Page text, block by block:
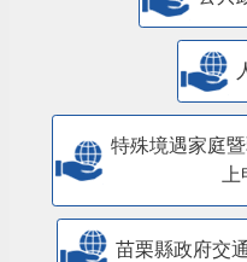
特殊境遇家庭
上
苗栗縣政府交